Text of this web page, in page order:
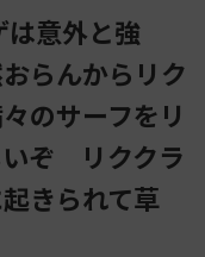
は意外と強
らんからリク
のサーフをリ
いぞ リククラ
きられて草